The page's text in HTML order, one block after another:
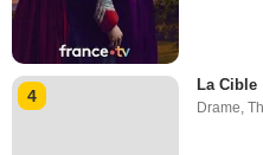
4
La Cible
Drame,